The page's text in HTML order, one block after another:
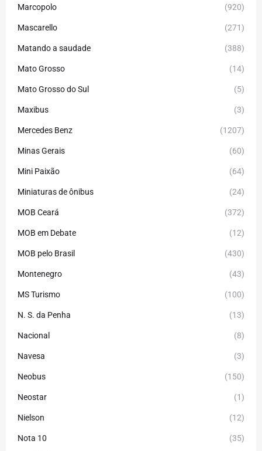
Marcopolo (920)
Mascarello (271)
Matando a saudade (388)
Mato Grosso (14)
Mato Grosso do Sul (5)
Maxibus (3)
Mercedes Benz (1207)
Minas Gerais (60)
Mini Paixão (64)
Miniaturas de ônibus (24)
MOB Ceará (372)
MOB em Debate (12)
MOB pelo Brasil (430)
Montenegro (43)
MS Turismo (100)
N. S. da Penha (13)
Nacional (8)
Navesa (3)
Neobus (150)
Neostar (1)
Nielson (12)
Nota 10 (35)